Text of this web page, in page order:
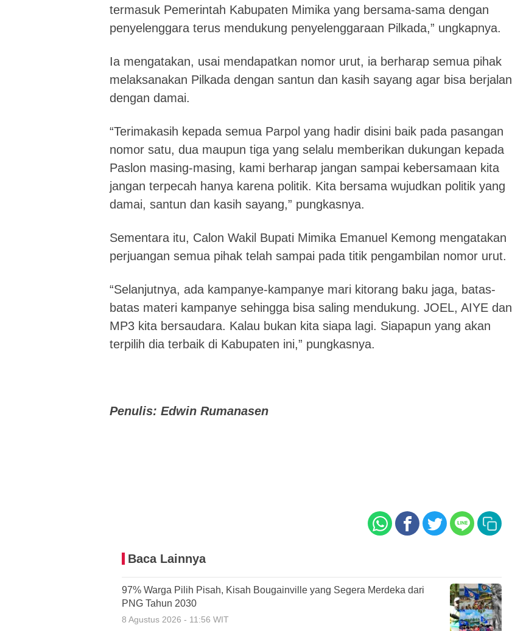
termasuk Pemerintah Kabupaten Mimika yang bersama-sama dengan
penyelenggara terus mendukung penyelenggaraan Pilkada,” ungkapnya.
Ia mengatakan, usai mendapatkan nomor urut, ia berharap semua pihak
melaksanakan Pilkada dengan santun dan kasih sayang agar bisa berjalan
dengan damai.
“Terimakasih kepada semua Parpol yang hadir disini baik pada pasangan
nomor satu, dua maupun tiga yang selalu memberikan dukungan kepada
Paslon masing-masing, kami berharap jangan sampai kebersamaan kita
jangan terpecah hanya karena politik. Kita bersama wujudkan politik yang
damai, santun dan kasih sayang,” pungkasnya.
Sementara itu, Calon Wakil Bupati Mimika Emanuel Kemong mengatakan
perjuangan semua pihak telah sampai pada titik pengambilan nomor urut.
“Selanjutnya, ada kampanye-kampanye mari kitorang baku jaga, batas-
batas materi kampanye sehingga bisa saling mendukung. JOEL, AIYE dan
MP3 kita bersaudara. Kalau bukan kita siapa lagi. Siapapun yang akan
terpilih dia terbaik di Kabupaten ini,” pungkasnya.
Penulis: Edwin Rumanasen
Baca Lainnya
97% Warga Pilih Pisah, Kisah Bougainville yang Segera Merdeka dari
PNG Tahun 2030
8 Agustus 2026 - 11:56 WIT